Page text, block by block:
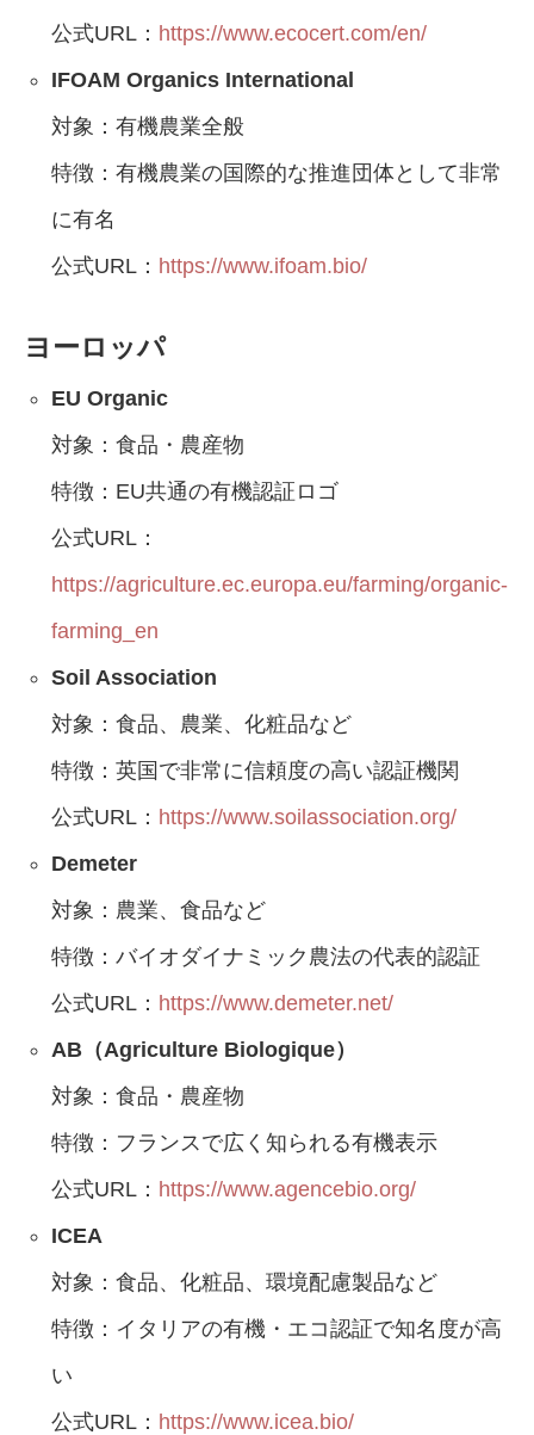
公式URL： https://www.ecocert.com/en/
IFOAM Organics International
対象：有機農業全般
特徴：有機農業の国際的な推進団体として非常
に有名
公式URL： https://www.ifoam.bio/
ヨーロッパ
EU Organic
対象：食品・農産物
特徴：EU共通の有機認証ロゴ
公式URL：
https://agriculture.ec.europa.eu/farming/organic-
farming_en
Soil Association
対象：食品、農業、化粧品など
特徴：英国で非常に信頼度の高い認証機関
公式URL： https://www.soilassociation.org/
Demeter
対象：農業、食品など
特徴：バイオダイナミック農法の代表的認証
公式URL： https://www.demeter.net/
AB（Agriculture Biologique）
対象：食品・農産物
特徴：フランスで広く知られる有機表示
公式URL： https://www.agencebio.org/
ICEA
対象：食品、化粧品、環境配慮製品など
特徴：イタリアの有機・エコ認証で知名度が高
い
公式URL： https://www.icea.bio/